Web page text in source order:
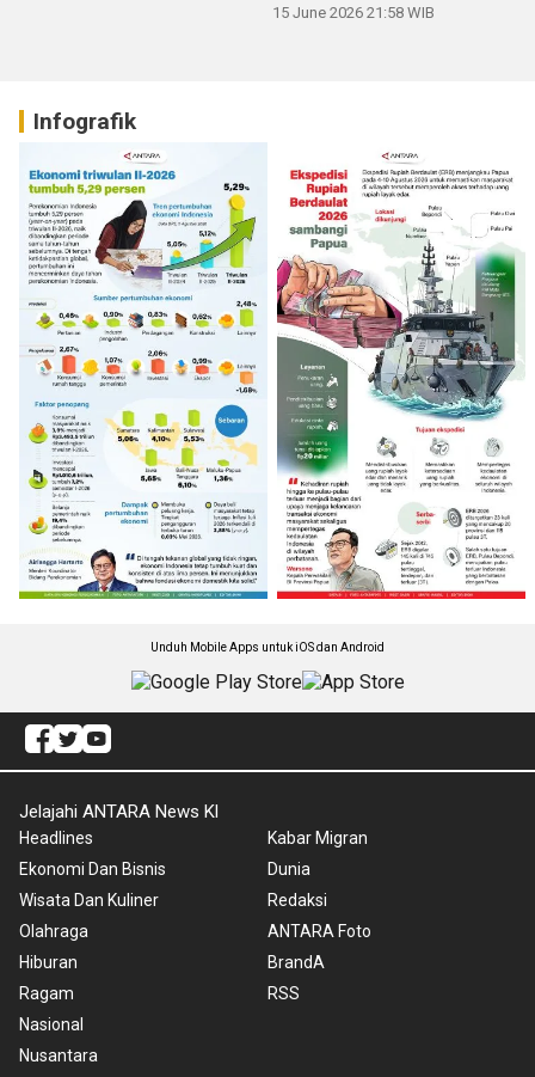
15 June 2026 21:58 WIB
Infografik
Unduh Mobile Apps untuk iOS dan Android
Jelajahi ANTARA News Kl
Headlines
Ekonomi Dan Bisnis
Wisata Dan Kuliner
Olahraga
Hiburan
Ragam
Nasional
Nusantara
Kabar Migran
Dunia
Redaksi
ANTARA Foto
BrandA
RSS